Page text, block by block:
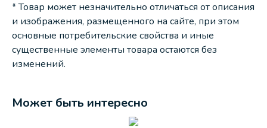
* Товар может незначительно отличаться от описания
и изображения, размещенного на сайте, при этом
основные потребительские свойства и иные
существенные элементы товара остаются без
изменений.
Может быть интересно